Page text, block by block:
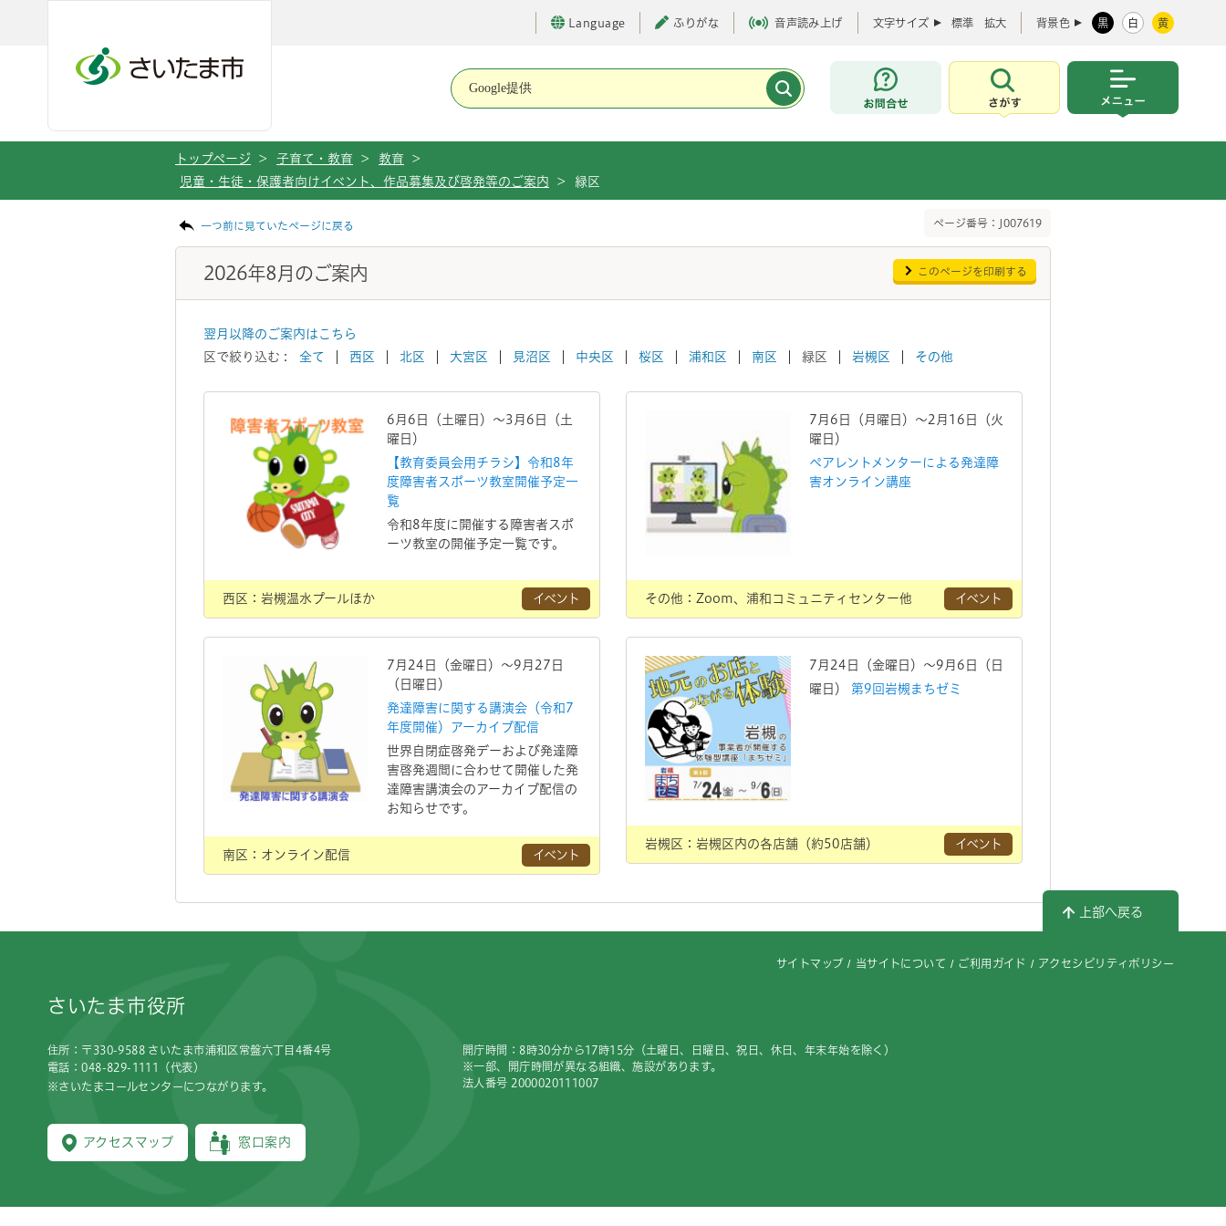
Language ふりがな 音声読み上げ 文字サイズ 標準 拡大 背景色 黒 白 黄
お問合せ
さがす
トップページ > 子育て・教育 > 教育
>
児童・生徒・保護者向けイベント、作品募集及び啓発等のご案内
> 緑区
一つ前に見ていたページに戻る ページ番号：J007619
2026年8月のご案内 このページを印刷する
翌月以降のご案内はこちら
区で絞り込む :
全て 西区 北区 大宮区 見沼区 中央区 桜区 浦和区 南区 緑区 岩槻区 その他
6月6日（土曜日）～3月6日（土
曜日）
【教育委員会用チラシ】令和8年
度障害者スポーツ教室開催予定一
覧
令和8年度に開催する障害者スポ
ーツ教室の開催予定一覧です。
西区：岩槻温水プールほか イベント
7月6日（月曜日）～2月16日（火
曜日）
ペアレントメンターによる発達障
害オンライン講座
その他：Zoom、浦和コミュニティセンター他 イベント
7月24日（金曜日）～9月27日
（日曜日）
発達障害に関する講演会（令和7
年度開催）アーカイブ配信
世界自閉症啓発デーおよび発達障
害啓発週間に合わせて開催した発
達障害講演会のアーカイブ配信の
お知らせです。
南区：オンライン配信 イベント
7月24日（金曜日）～9月6日（日
曜日）
第9回岩槻まちゼミ
岩槻区：岩槻区内の各店舗（約50店舗） イベント
上部へ戻る
サイトマップ 当サイトについて ご利用ガイド アクセシビリティポリシー
さいたま市役所
住所：〒330-9588 さいたま市浦和区常盤六丁目4番4号
電話：048-829-1111（代表）
※さいたまコールセンターにつながります。
アクセスマップ 窓口案内
開庁時間：8時30分から17時15分（土曜日、日曜日、祝日、休日、年末年始を除く）
※一部、開庁時間が異なる組織、施設があります。
法人番号 2000020111007